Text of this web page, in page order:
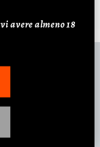
avere almeno 18